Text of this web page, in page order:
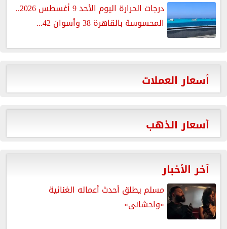
درجات الحرارة اليوم الأحد 9 أغسطس 2026..
المحسوسة بالقاهرة 38 وأسوان 42...
أسعار العملات
أسعار الذهب
آخر الأخبار
مسلم يطلق أحدث أعماله الغنائية
«واحشانى»